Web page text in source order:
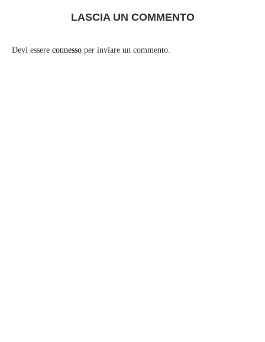
LASCIA UN COMMENTO
Devi essere connesso per inviare un commento.